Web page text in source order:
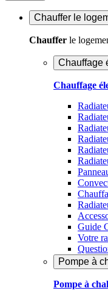
Chauffer le
Chauffer le
Chauffage
Chauffage
Guide
Votre
Pompe à
Pompe à